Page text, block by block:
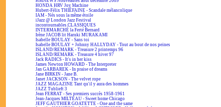
HONDA HRV Joy Machine
Hubert-Félix THIÉFAINE - Scandale mélancolique
IAM - Nés sous la même étoile
iJazz @ London Jazz Festival
incontournables CLASSIQUES
INTERMARCHÉ la Ferté Bernard
Irène JACOB lit Haruki MURAKAMI
Isabelle BOULAY - Sans toi
Isabelle BOULAY + Johnny HALLYDAY - Tout au bout de nos peines
ISLAND/REMARK - Treasure 2 printemps 96
ISLAND/REMARK - Treasure 4 hiver 97
Jack RADICS - It's in her kiss
James Newton HOWARD - The Interpreter
Jan GARBAREK - In praise of dreams
Jane BIRKIN - Jane B.
Janet JACKSON - The velvet rope
JAZZ MAGAZINE Tant qu'il y aura des hommes
JAZZ Tublieft 3
Jean FERRAT - Ses premiers succès 1958-1961
Jean-Jacques MILTEAU - Sweet home Chicago
JEFF GAUTHIER GOATETTE - One and the same